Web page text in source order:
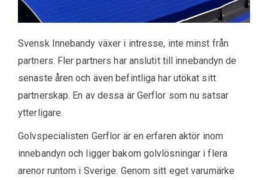
Svensk Innebandy växer i intresse, inte minst från
partners. Fler partners har anslutit till innebandyn de
senaste åren och även befintliga har utökat sitt
partnerskap. En av dessa är Gerflor som nu satsar
ytterligare.
Golvspecialisten Gerflor är en erfaren aktör inom
innebandyn och ligger bakom golvlösningar i flera
arenor runtom i Sverige. Genom sitt eget varumärke